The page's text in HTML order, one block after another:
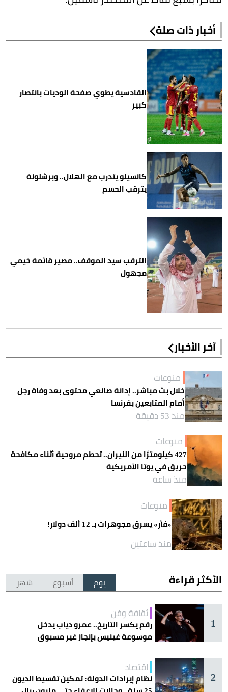
أخبار ذات صلة
القادسية يطوي صفحة الوديات بانتصار
كبير
كانسيلو يتدرب مع الهلال.. وبرشلونة
يترقب الحسم
الترقب سيد الموقف.. مصير قائمة خيمي
مجهول
آخر الأخبار
منوعات
خلال بث مباشر.. إدانة صانعي محتوى بعد وفاة رجل
أمام المتابعين بفرنسا
منذ 53 دقيقة
منوعات
427 كيلومترًا من النيران.. تحطم مروحية أثناء مكافحة
حريق في يوتا الأمريكية
منذ ساعة
منوعات
«فأر» يسرق مجوهرات بـ 12 ألف دولار!
منذ ساعتين
الأكثر قراءة يوم أسبوع شهر
1
ثقافة وفن
رقم يكسر التاريخ.. عمرو دياب يدخل
موسوعة غينيس بإنجاز غير مسبوق
2
اقتصاد
نظام إيرادات الدولة: تمكين تقسيط الديون